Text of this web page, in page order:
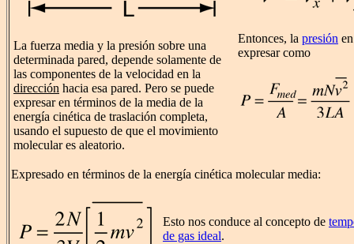
La fuerza media y la presión sobre una
determinada pared, depende solamente de
las componentes de la velocidad en la
dirección hacia esa pared. Pero se puede
expresar en términos de la media de la
energía cinética de traslación completa,
usando el supuesto de que el movimiento
molecular es aleatorio.
Entonces, la presión
expresar como
Expresado en términos de la energía cinética molecular media:
Esto nos conduce al concepto de
de gas ideal.